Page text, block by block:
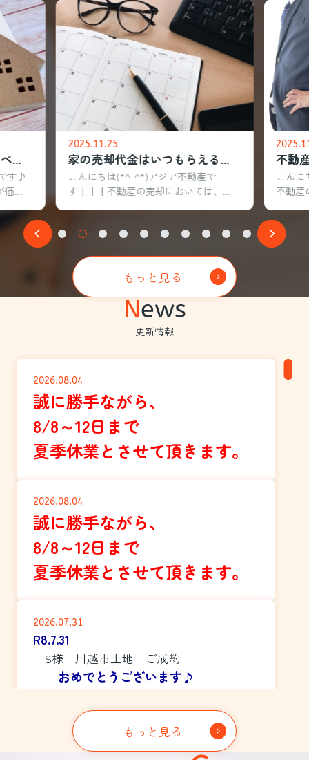
家の売却時に理由は伝えるべきなのか？価格や交渉への影響も解説
す♪
価格
の伝
渉条
欠
2025.11.25
家の売却代金はいつもらえる？受け取るまでの期間についても解説
こんにちは(*^-^*)アジア不動産で
す！！！不動産の売却においては、代
支払方法によっては、資金計画に大き
う。本記事では、売却代金が支払われ
る流れや注意点、受け取るまでの期間
について解説します。▼ 不動産売却を
したい方はこちらをクリック ▼売却査
定フォームへ進む家の売却代金が受け
取れるタイミング家を売却する際は、
です。また、最初の段階である売買契
約時には、買主から「手付金」が支払
われます。手付金は通常、売却代金の
一部として扱われ...
こん
不動産
でしょ
では
精度な
な強
ト広
もっと見る
News
更新情報
2026.08.04
誠に勝手ながら、
8/8～12日まで
夏季休業とさせて頂きます。
2026.08.04
誠に勝手ながら、
8/8～12日まで
夏季休業とさせて頂きます。
2026.07.31
R8.7.31
S様 川越市土地 ご成約
おめでとうございます♪
2026.07.25 もっと見る